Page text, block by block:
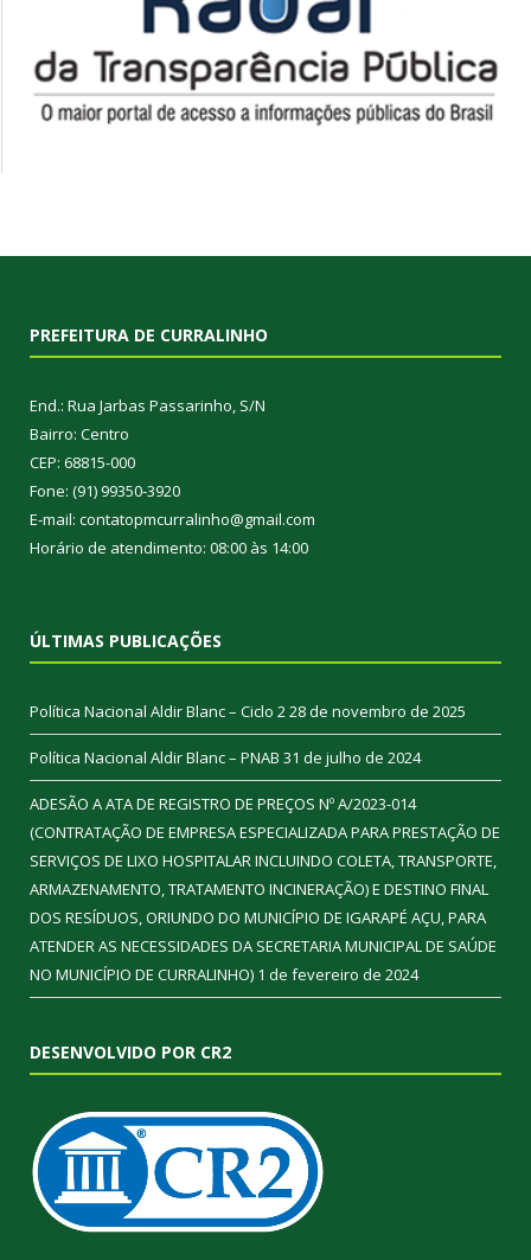
PREFEITURA DE CURRALINHO
End.: Rua Jarbas Passarinho, S/N
Bairro: Centro
CEP: 68815-000
Fone: (91) 99350-3920
E-mail: contatopmcurralinho@gmail.com
Horário de atendimento: 08:00 às 14:00
ÚLTIMAS PUBLICAÇÕES
Política Nacional Aldir Blanc – Ciclo 228 de novembro de 2025
Política Nacional Aldir Blanc – PNAB 31 de julho de 2024
ADESÃO A ATA DE REGISTRO DE PREÇOS Nº A/2023-014
(CONTRATAÇÃO DE EMPRESA ESPECIALIZADA PARA PRESTAÇÃO DE
SERVIÇOS DE LIXO HOSPITALAR INCLUINDO COLETA, TRANSPORTE,
ARMAZENAMENTO, TRATAMENTO INCINERAÇÃO) E DESTINO FINAL
DOS RESÍDUOS, ORIUNDO DO MUNICÍPIO DE IGARAPÉ AÇU, PARA
ATENDER AS NECESSIDADES DA SECRETARIA MUNICIPAL DE SAÚDE
NO MUNICÍPIO DE CURRALINHO) 1 de fevereiro de 2024
DESENVOLVIDO POR CR2